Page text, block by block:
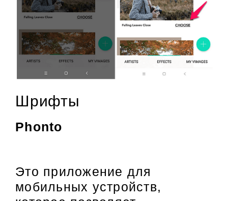
Шрифты
Phonto
Это приложение для
мобильных устройств,